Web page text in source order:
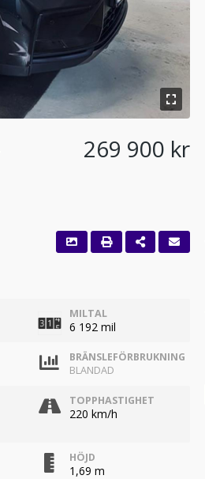
269 900 kr
MILTAL
6 192 mil
BRÄNSLEFÖRBRUKNING
BLANDAD
TOPPHASTIGHET
220 km/h
HÖJD
1,69 m